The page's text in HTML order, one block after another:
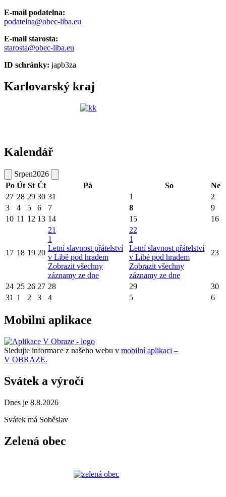
E-mail podatelna:
podatelna@obec-liba.eu
E-mail starosta:
starosta@obec-liba.eu
ID schránky: japb3za
Karlovarský kraj
Kalendář
Srpen2026
Po Út St Čt Pá So
Ne
27 28 29 30 31 1
2
3
4 5 6 7 8
9
10 11 12 13 14 15 16
17 18 19 20
21
1
Letní slavnost přátelství
v Libé pod hradem
Zobrazit všechny
záznamy ze dne
22
1
Letní slavnost přátelství
v Libé pod hradem
Zobrazit všechny
záznamy ze dne
23
24 25 26 27 28 29
30
31 1 2 3 4 5 6
Mobilní aplikace
Sledujte informace z našeho webu v mobilní aplikaci –
V OBRAZE.
Svátek a výročí
Dnes je 8.8.2026
Svátek má Soběslav
Zelená obec